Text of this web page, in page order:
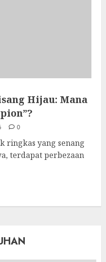
Hijau: Mana
0
ringkas yang senang
terdapat perbezaan